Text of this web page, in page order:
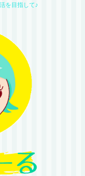
を目指して♪